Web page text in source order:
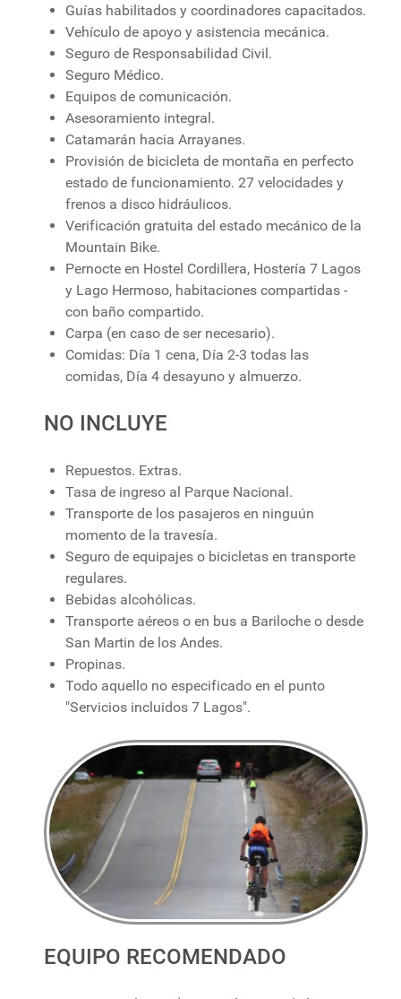
Guías habilitados y coordinadores capacitados.
Vehículo de apoyo y asistencia mecánica.
Seguro de Responsabilidad Civil.
Seguro Médico.
Equipos de comunicación.
Asesoramiento integral.
Catamarán hacia Arrayanes.
Provisión de bicicleta de montaña en perfecto
estado de funcionamiento. 27 velocidades y
frenos a disco hidráulicos.
Verificación gratuita del estado mecánico de la
Mountain Bike.
Pernocte en Hostel Cordillera, Hostería 7 Lagos
y Lago Hermoso, habitaciones compartidas -
con baño compartido.
Carpa (en caso de ser necesario).
Comidas: Día 1 cena, Día 2-3 todas las
comidas, Día 4 desayuno y almuerzo.
NO INCLUYE
Repuestos. Extras.
Tasa de ingreso al Parque Nacional.
Transporte de los pasajeros en ninguún
momento de la travesía.
Seguro de equipajes o bicicletas en transporte
regulares.
Bebidas alcohólicas.
Transporte aéreos o en bus a Bariloche o desde
San Martin de los Andes.
Propinas.
Todo aquello no especificado en el punto
"Servicios incluidos 7 Lagos".
EQUIPO RECOMENDADO